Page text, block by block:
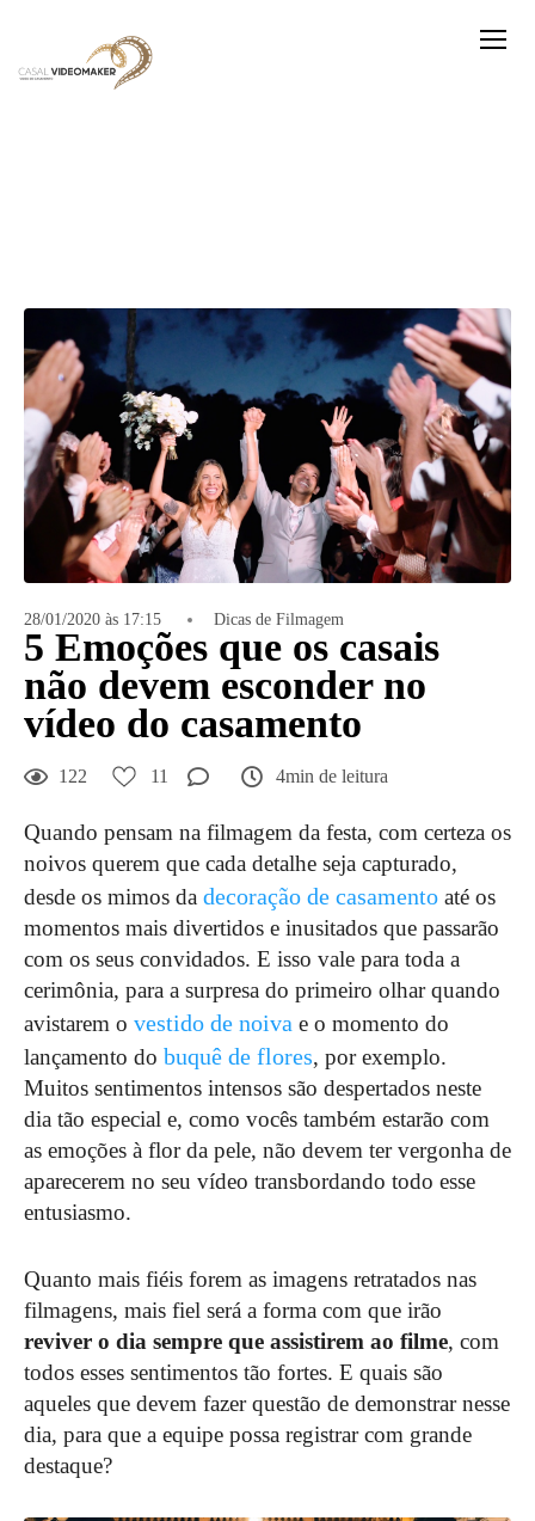
28/01/2020 às 17:15 Dicas de Filmagem
5 Emoções que os casais
não devem esconder no
vídeo do casamento
122 11 4min de leitura
Quando pensam na filmagem da festa, com certeza os
noivos querem que cada detalhe seja capturado,
desde os mimos da decoração de casamento até os
momentos mais divertidos e inusitados que passarão
com os seus convidados. E isso vale para toda a
cerimônia, para a surpresa do primeiro olhar quando
avistarem o vestido de noiva e o momento do
lançamento do buquê de flores, por exemplo.
Muitos sentimentos intensos são despertados neste
dia tão especial e, como vocês também estarão com
as emoções à flor da pele, não devem ter vergonha de
aparecerem no seu vídeo transbordando todo esse
entusiasmo.
Quanto mais fiéis forem as imagens retratados nas
filmagens, mais fiel será a forma com que irão
reviver o dia sempre que assistirem ao filme, com
todos esses sentimentos tão fortes. E quais são
aqueles que devem fazer questão de demonstrar nesse
dia, para que a equipe possa registrar com grande
destaque?